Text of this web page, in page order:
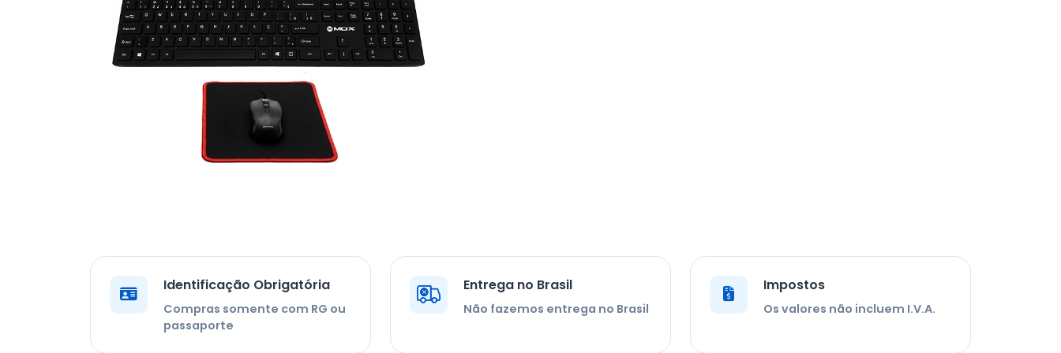
Identificação Obrigatória
Compras somente com RG ou
passaporte
Entrega no Brasil
Não fazemos entrega no Brasil
Impostos
Os valores não incluem I.V.A.